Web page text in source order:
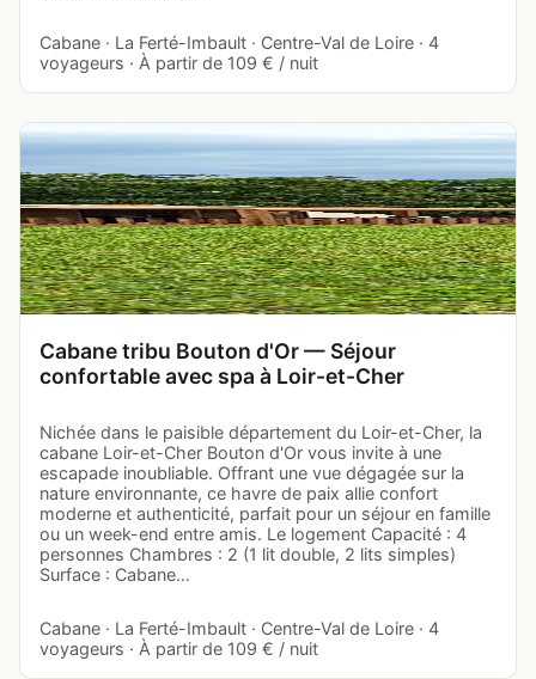
Cabane · La Ferté-Imbault · Centre-Val de Loire · 4
voyageurs · À partir de 109 € / nuit
Cabane tribu Bouton d'Or — Séjour
confortable avec spa à Loir-et-Cher
Nichée dans le paisible département du Loir-et-Cher, la
cabane Loir-et-Cher Bouton d'Or vous invite à une
escapade inoubliable. Offrant une vue dégagée sur la
nature environnante, ce havre de paix allie confort
moderne et authenticité, parfait pour un séjour en famille
ou un week-end entre amis. Le logement Capacité : 4
personnes Chambres : 2 (1 lit double, 2 lits simples)
Surface : Cabane…
Cabane · La Ferté-Imbault · Centre-Val de Loire · 4
voyageurs · À partir de 109 € / nuit